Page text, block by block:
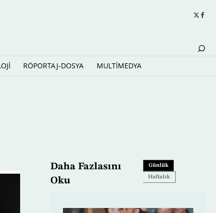
RÖPORTAJ-DOSYA MULTİMEDYA
Daha Fazlasını
Oku
Günlük
Haftalık